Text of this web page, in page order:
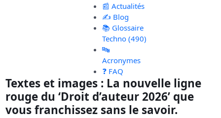
📰 Actualités
✍️ Blog
📚 Glossaire
Techno (490)
🔤
Acronymes
❓ FAQ
Textes et images : La nouvelle ligne
rouge du ‘Droit d’auteur 2026’ que
vous franchissez sans le savoir.